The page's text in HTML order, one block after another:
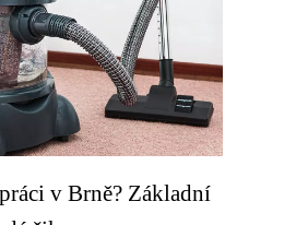
v Brně? Základní